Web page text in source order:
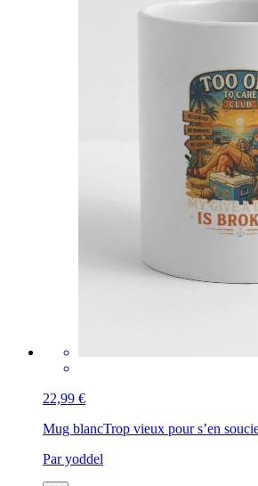
22,99 €
Mug blancTrop vieux pour s’en
Par yoddel